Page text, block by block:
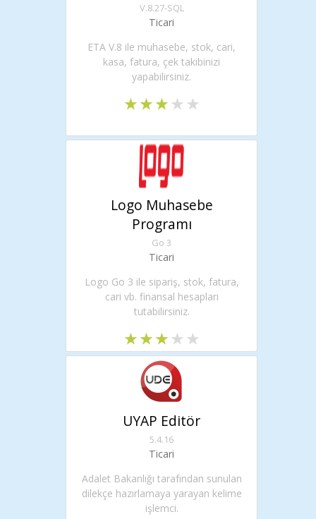
V.8.27-SQL
Ticari
ETA V.8 ile muhasebe, stok, cari,
kasa, fatura, çek takibinizi
yapabilirsiniz.
Logo Muhasebe
Programı
Go 3
Ticari
Logo Go 3 ile sipariş, stok, fatura,
cari vb. finansal hesapları
tutabilirsiniz.
UYAP Editör
5.4.16
Ticari
Adalet Bakanlığı tarafından sunulan
dilekçe hazırlamaya yarayan kelime
işlemci.